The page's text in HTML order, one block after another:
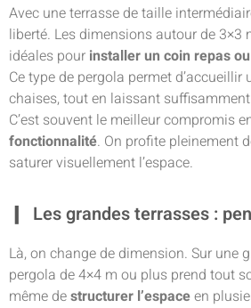
Avec une terrasse de taille
liberté. Les dimensions autour de 3×3
idéales pour installer un coin repas
Ce type de pergola permet
chaises, tout en laissant
C’est souvent le meilleur compromis
fonctionnalité. On profite pleinement
saturer visuellement l’espace.
Les grandes terrasses :
Là, on change de dimension. Sur une
pergola de 4×4 m ou plus prend tout
même destructurer l’espaceen